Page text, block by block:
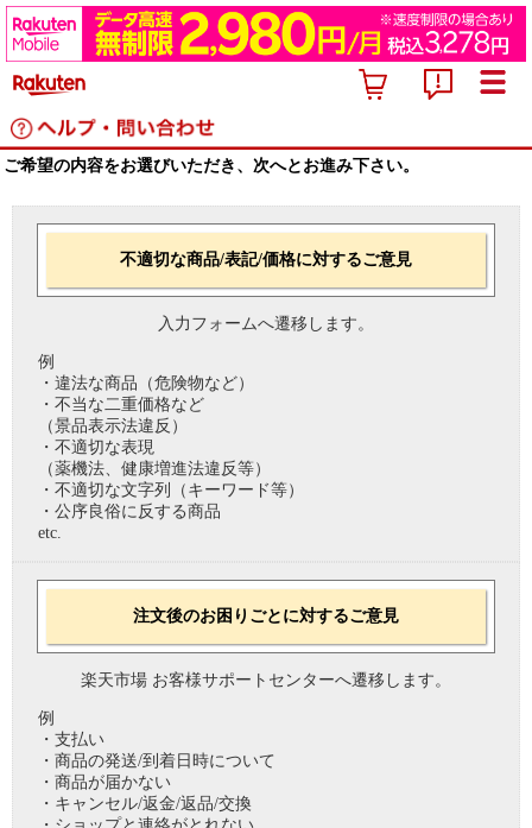
ご希望の内容をお選びいただき、次へとお進み下さい。
不適切な商品/表記/価格に対するご意見
入力フォームへ遷移します。
例
・違法な商品（危険物など）
・不当な二重価格など
（景品表示法違反）
・不適切な表現
（薬機法、健康増進法違反等）
・不適切な文字列（キーワード等）
・公序良俗に反する商品
etc.
注文後のお困りごとに対するご意見
楽天市場 お客様サポートセンターへ遷移します。
例
・支払い
・商品の発送/到着日時について
・商品が届かない
・キャンセル/返金/返品/交換